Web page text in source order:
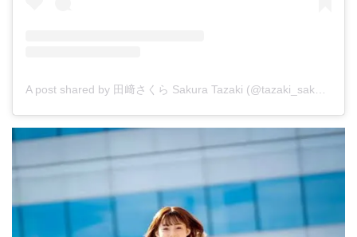
A post shared by 田﨑さくら Sakura Tazaki (@tazaki_sakura)